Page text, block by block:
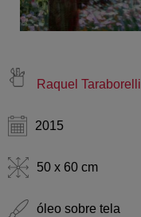
Raquel Taraborelli
2015
50 x 60 cm
óleo sobre tela